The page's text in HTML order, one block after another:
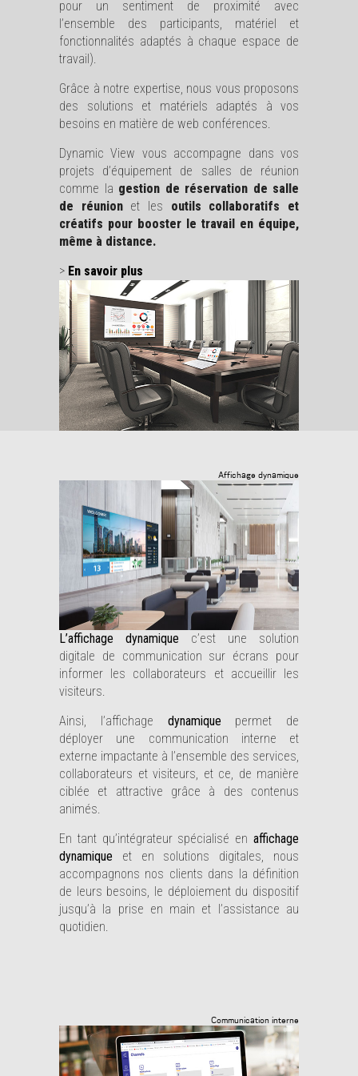
pour un sentiment de proximité avec
l’ensemble des participants, matériel et
fonctionnalités adaptés à chaque espace de
travail).
Grâce à notre expertise, nous vous proposons
des solutions et matériels adaptés à vos
besoins en matière de web conférences.
Dynamic View vous accompagne dans vos
projets d’équipement de salles de réunion
comme la gestion de réservation de salle
de réunionet les outils collaboratifs et
créatifs pour booster le travail en équipe,
même à distance.
> En savoir plus
Affichage dynamique
L’affichage dynamique
c’est une solution
digitale de communication sur écrans pour
informer les collaborateurs et accueillir les
visiteurs.
Ainsi, l’affichage dynamique permet de
déployer une communication interne et
externe impactante à l’ensemble des services,
collaborateurs et visiteurs, et ce, de manière
ciblée et attractive grâce à des contenus
animés.
En tant qu’intégrateur spécialisé en affichage
dynamique et en solutions digitales, nous
accompagnons nos clients dans la définition
de leurs besoins, le déploiement du dispositif
jusqu’à la prise en main et l’assistance au
quotidien.
Communication interne